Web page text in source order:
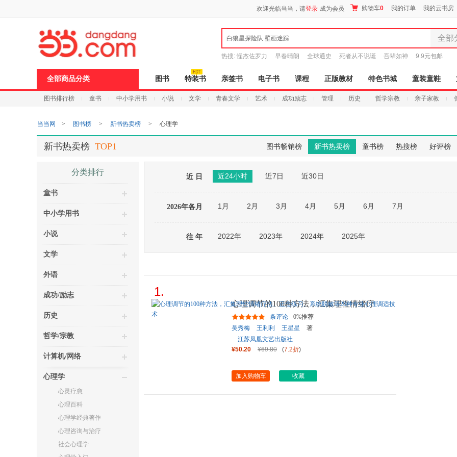
页
欢迎光临当当，请登录 成为会员 购物车0 我的订单 我的云书房
白狼星探险队 壁画迷踪 全部
全部分
图书
电子书
音像
玩具
孕婴
热搜: 怪杰佐罗力 早春晴朗 全球通史 死者从不说谎 吾辈如神 9.9元包邮
全部商品分类 图书 特装书 亲签书 电子书 课程 正版教材 特色书城 童装童鞋
图书排行榜 童书 中小学用书 小说 文学 青春文学 艺术 成功励志 管理 历史 哲学宗教 亲子家教
当当网 > 图书榜 > 新书热卖榜 > 心理学
图书畅销榜 新书热卖榜 童书榜 热搜榜 好评榜
新书热卖榜 TOP1
分类排行
童书
中小学用书
小说
文学
外语
成功/励志
历史
哲学/宗教
计算机/网络
心理学
心灵疗愈
心理百科
心理学经典著作
心理咨询与治疗
社会心理学
近 日 近24小时 近7日 近30日
2026年各月 1月 2月 3月 4月 5月 6月 7月
往 年 2022年 2023年 2024年 2025年
1.
心理调节的100种方法，汇集理性情绪疗
法、正念练习、系统脱敏等2
条评论
0%推荐
吴秀梅
王利利 王星星
著
江苏凤凰文艺出版社
¥50.20
¥69.80 (7.2折)
加入购物车 收藏